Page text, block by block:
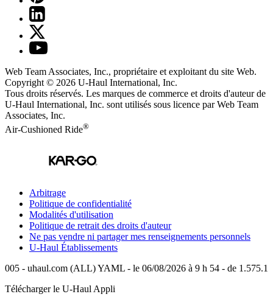
Web Team Associates, Inc., propriétaire et exploitant du site Web.
Copyright © 2026 U-Haul International, Inc.
Tous droits réservés. Les marques de commerce et droits d'auteur de
U-Haul International, Inc. sont utilisés sous licence par Web Team
Associates, Inc.
Air-Cushioned Ride®
Arbitrage
Politique de confidentialité
Modalités d'utilisation
Politique de retrait des droits d'auteur
Ne pas vendre ni partager mes renseignements personnels
U-Haul Établissements
005 - uhaul.com (ALL) YAML - le 06/08/2026 à 9 h 54 - de 1.575.1
Télécharger le U-Haul Appli